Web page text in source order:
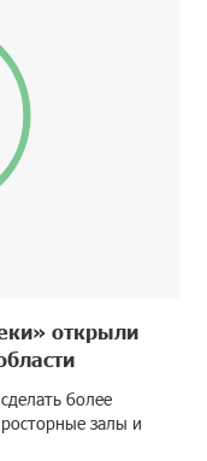
открыли
более
залы и